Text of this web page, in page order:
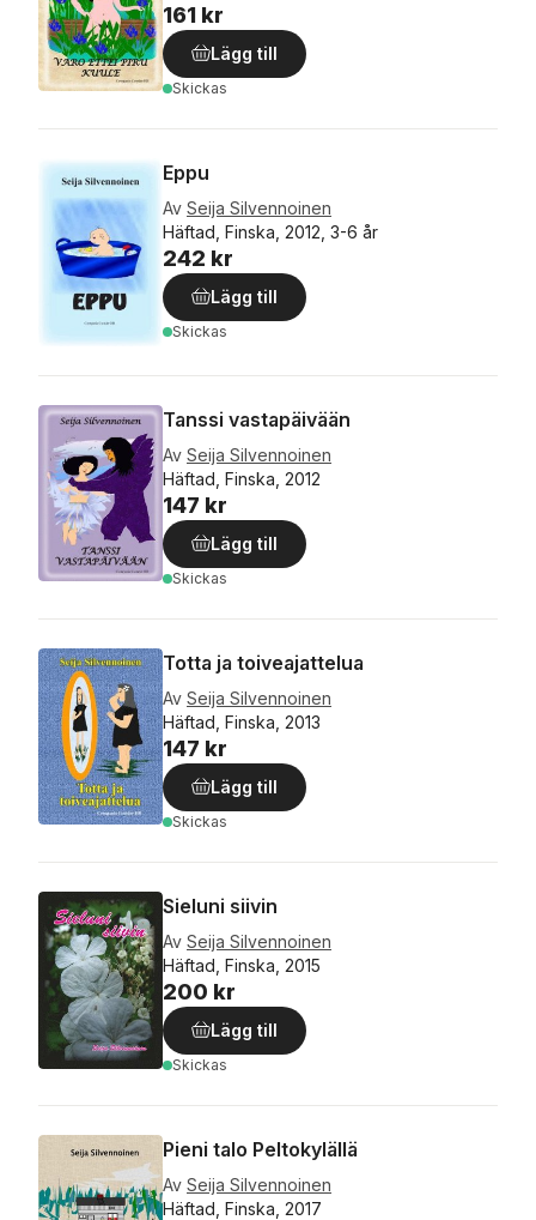
161 kr
Lägg till
Skickas
Eppu
Av Seija Silvennoinen
Häftad, Finska, 2012, 3-6 år
242 kr
Lägg till
Skickas
Tanssi vastapäivään
Av Seija Silvennoinen
Häftad, Finska, 2012
147 kr
Lägg till
Skickas
Totta ja toiveajattelua
Av Seija Silvennoinen
Häftad, Finska, 2013
147 kr
Lägg till
Skickas
Sieluni siivin
Av Seija Silvennoinen
Häftad, Finska, 2015
200 kr
Lägg till
Skickas
Pieni talo Peltokylällä
Av Seija Silvennoinen
Häftad, Finska, 2017